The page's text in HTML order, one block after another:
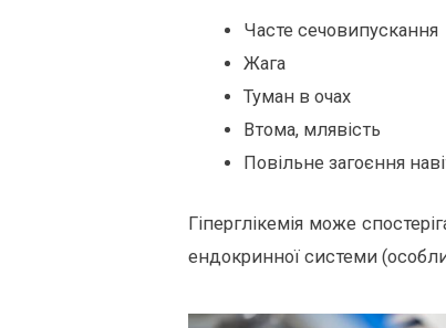
Часте сечовипускання
Жага
Туман в очах
Втома, млявість
Повільне загоєння
Гіперглікемія може
ендокринної системи